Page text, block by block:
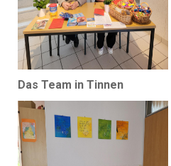
Das Team in Tinnen